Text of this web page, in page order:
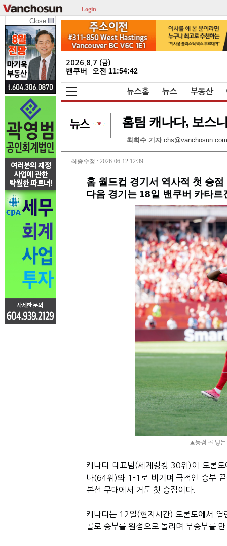
Login
Close
2026.8.7 (금)
밴쿠버 오전 11:54:43
뉴스홈 뉴스 부동산
홈팀 캐나다, 보스
최희수 기자 chs@vanchosun.com
최종수정 : 2026-06-12 12:39
홈 월드컵 경기서 역사적 첫 승점
다음 경기는 18일 밴쿠버 카타르
▲동점 골 넣
캐나다 대표팀(세계랭킹 30위)이 토론
나(64위)와 1-1로 비기며 극적인 승부
본선 무대에서 거둔 첫 승점이다.
캐나다는 12일(현지시간) 토론토에서
골로 승부를 원점으로 돌리며 무승부를